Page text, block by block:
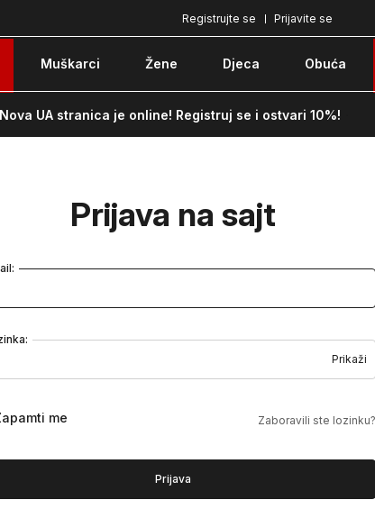
Pozovite nas na: 051/490-130 Besplatna
Prijavite se
Registrujte se
Muškarci Žene Djeca Obuća
Nova UA stranica je online! Registruj se i ostvari 10%!
Prijava na sajt
Prikaži
me Zaboravili ste lozinku?
Prijava